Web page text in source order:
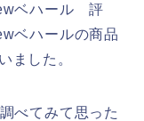
ベハール 評
ベハールの商品
ました。
べてみて思った